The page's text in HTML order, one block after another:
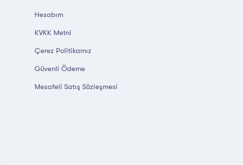
Hesabım
KVKK Metni
Çerez Politikamız
Güvenli Ödeme
Mesafeli Satış Sözleşmesi